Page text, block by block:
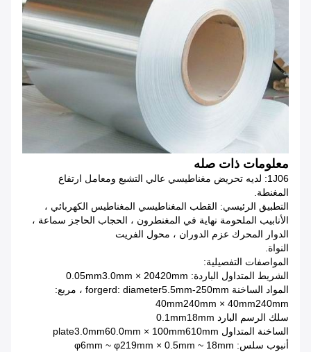
معلومات ذات صله
1J06: لديه تحريض مغناطيسي عالي التشبع ومعامل ارتفاع
المغنطة.
التطبيق الرئيسي: القطب المغناطيسي المغناطيس الكهربائي ،
الأنابيب الملحومة نهاية في المغنطرون ، الحجاب الحاجز سماعة ،
الدوار المحرك عزم الدوران ، محول الفريت
النواة.
المواصفات التفصيلية:
الشريط المتداول الباردة: 0.05mm3.0mm × 20420mm
المواد الساخنة forgerd: diameter5.5mm-250mm ، مربع:
40mm240mm × 40mm240mm
سلك الرسم البارد 0.1mm18mm
الساخنة المتداول plate3.0mm60.0mm × 100mm610mm
أنبوب سلس: φ6mm ~ φ219mm × 0.5mm ~ 18mm